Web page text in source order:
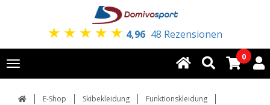
★ ★ ★ ★ ★ 4,96 48 Rezensionen
Toggle
navigation
0
E-Shop Skibekleidung
Funktionskleidung